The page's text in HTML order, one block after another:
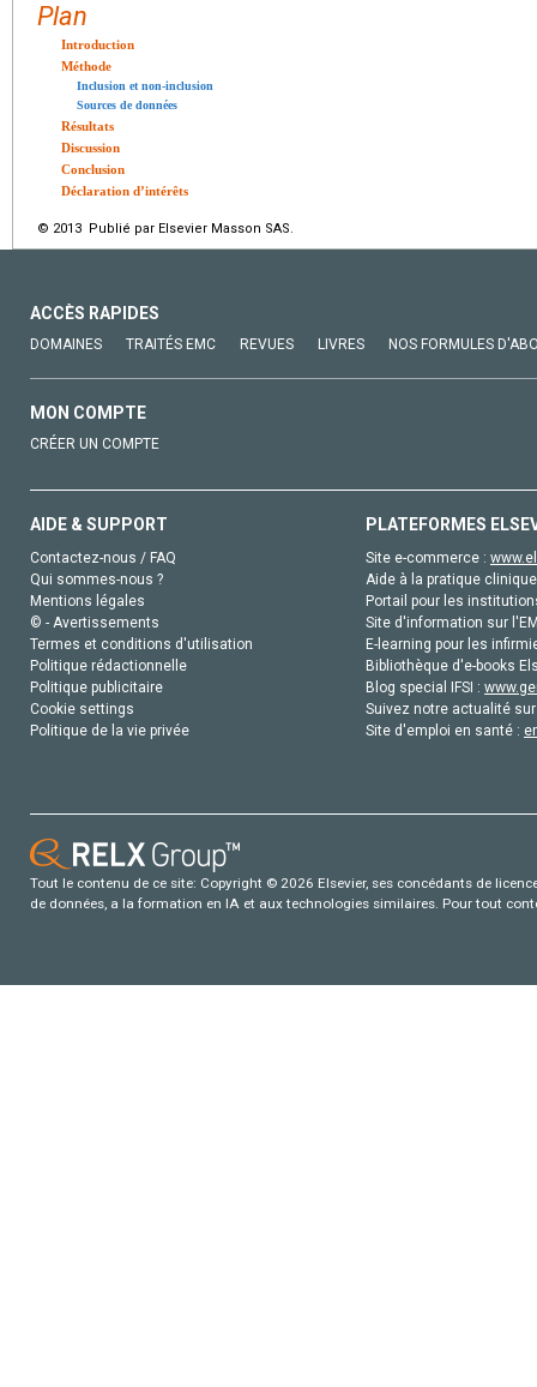
Plan
Introduction
Méthode
Inclusion et non-inclusion
Sources de données
Résultats
Discussion
Conclusion
Déclaration d’intérêts
© 2013 Publié par Elsevier Masson SAS.
ACCÈS RAPIDES
DOMAINES TRAITÉS EMC REVUES LIVRES NOS FORMULES
MON COMPTE
CRÉER UN COMPTE
AIDE & SUPPORT
Contactez-nous / FAQ
Qui sommes-nous ?
Mentions légales
© - Avertissements
Termes et conditions d'utilisation
Politique rédactionnelle
Politique publicitaire
Cookie settings
Politique de la vie privée
PLATEFORMES
Site e-commerce :
Aide à la pratique
Portail pour les
Site d'information sur
E-learning pour les
Bibliothèque d'e-books
Blog special IFSI :
Suivez notre actualité
Site d'emploi en santé :
Tout le contenu de ce site: Copyright © 2026 Elsevier, ses concédants de
de données, a la formation en IA et aux technologies similaires. Pour tout